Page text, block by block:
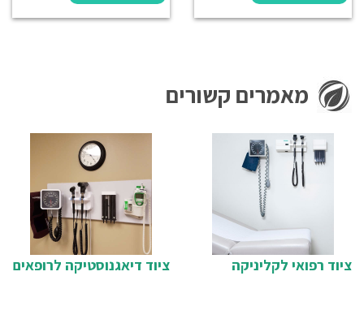
מאמרים קשורים
ציוד רפואי לקליניקה ציוד דיאגנוסטיקה לרופאים